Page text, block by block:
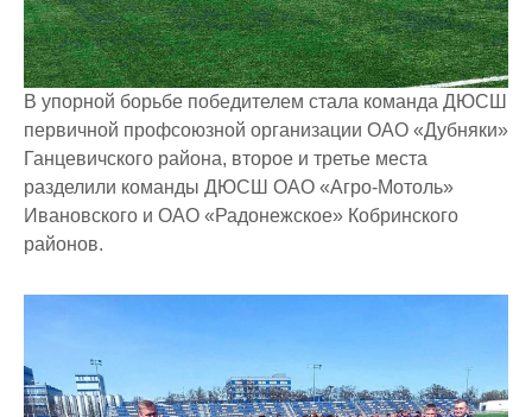
В упорной борьбе победителем стала команда ДЮСШ
первичной профсоюзной организации ОАО «Дубняки»
Ганцевичского района, второе и третье места
разделили команды ДЮСШ ОАО «Агро-Мотоль»
Ивановского и ОАО «Радонежское» Кобринского
районов.